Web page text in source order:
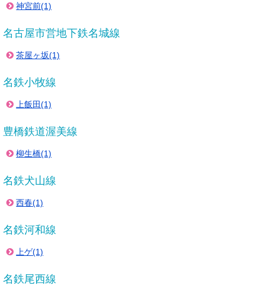
神宮前(1)
名古屋市営地下鉄名城線
茶屋ヶ坂(1)
名鉄小牧線
上飯田(1)
豊橋鉄道渥美線
柳生橋(1)
名鉄犬山線
西春(1)
名鉄河和線
上ゲ(1)
名鉄尾西線